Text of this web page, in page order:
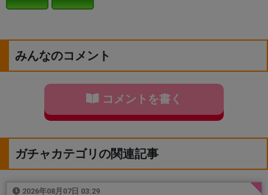
みんなのコメント
コメントを書く
ガチャカテゴリの関連記事
2026年08月07日 03:29